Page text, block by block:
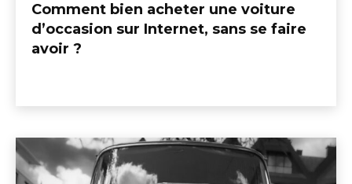
Comment bien acheter une voiture
d’occasion sur Internet, sans se faire
avoir ?